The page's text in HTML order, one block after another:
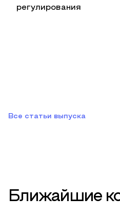
регулирования
Все статьи выпуска
Ближайшие